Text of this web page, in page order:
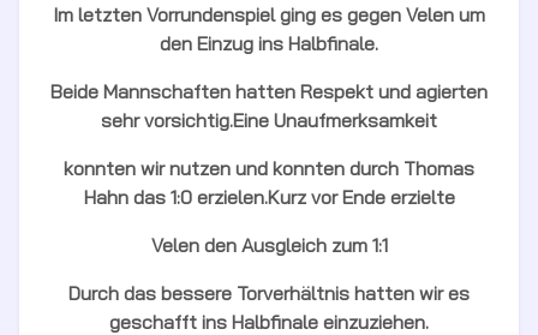
Im letzten Vorrundenspiel ging es gegen Velen um
den Einzug ins Halbfinale.
Beide Mannschaften hatten Respekt und agierten
sehr vorsichtig.Eine Unaufmerksamkeit
konnten wir nutzen und konnten durch Thomas
Hahn das 1:0 erzielen.Kurz vor Ende erzielte
Velen den Ausgleich zum 1:1
Durch das bessere Torverhältnis hatten wir es
geschafft ins Halbfinale einzuziehen.